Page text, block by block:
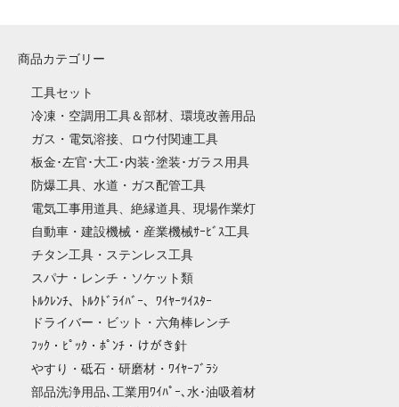
商品カテゴリー
工具セット
冷凍・空調用工具＆部材、環境改善用品
ガス・電気溶接、ロウ付関連工具
板金･左官･大工･内装･塗装･ガラス用具
防爆工具、水道・ガス配管工具
電気工事用道具、絶縁道具、現場作業灯
自動車・建設機械・産業機械ｻｰﾋﾞｽ工具
チタン工具・ステンレス工具
スパナ・レンチ・ソケット類
ﾄﾙｸﾚﾝﾁ、ﾄﾙｸﾄﾞﾗｲﾊﾞｰ、ﾜｲﾔｰﾂｲｽﾀｰ
ドライバー・ビット・六角棒レンチ
ﾌｯｸ・ﾋﾟｯｸ・ﾎﾟﾝﾁ・けがき針
やすり・砥石・研磨材・ﾜｲﾔｰﾌﾞﾗｼ
部品洗浄用品､工業用ﾜｲﾊﾟｰ､水･油吸着材